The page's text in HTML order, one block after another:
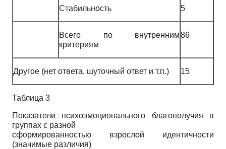
Стабильность 5
Всего по внутренним
критериям
86
Другое (нет ответа, шуточный ответ и т.п.) 15
Таблица 3
Показатели психоэмоционального благополучия в
группах с разной
сформированностью взрослой идентичности
(значимые различия)